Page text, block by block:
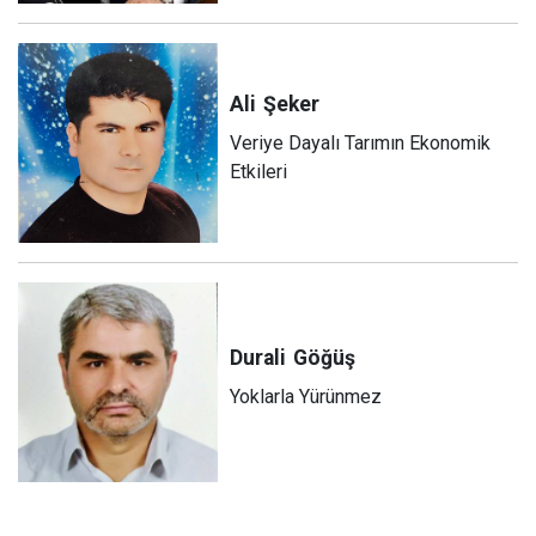
Ali Şeker
Veriye Dayalı Tarımın Ekonomik
Etkileri
Durali Göğüş
Yoklarla Yürünmez